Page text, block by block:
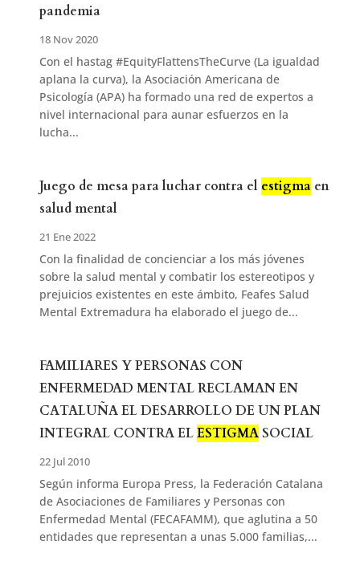
pandemia
18 Nov 2020
Con el hastag #EquityFlattensTheCurve (La igualdad
aplana la curva), la Asociación Americana de
Psicología (APA) ha formado una red de expertos a
nivel internacional para aunar esfuerzos en la
lucha...
Juego de mesa para luchar contra el estigmaen
salud mental
21 Ene 2022
Con la finalidad de concienciar a los más jóvenes
sobre la salud mental y combatir los estereotipos y
prejuicios existentes en este ámbito, Feafes Salud
Mental Extremadura ha elaborado el juego de...
FAMILIARES Y PERSONAS CON
ENFERMEDAD MENTAL RECLAMAN EN
CATALUÑA EL DESARROLLO DE UN PLAN
INTEGRAL CONTRA ELESTIGMASOCIAL
22 Jul 2010
Según informa Europa Press, la Federación Catalana
de Asociaciones de Familiares y Personas con
Enfermedad Mental (FECAFAMM), que aglutina a 50
entidades que representan a unas 5.000 familias,...